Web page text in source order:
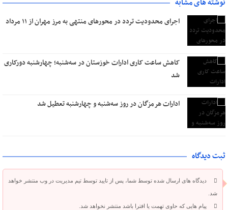
اجرای محدودیت تردد در محورهای منتهی به مرز مهران از ۱۱ مرداد
کاهش ساعت کاری ادارات خوزستان در سه‌شنبه؛ چهارشنبه دورکاری
شد
ادارات هرمزگان در روز سه‌شنبه و چهارشنبه تعطیل شد
ثبت دیدگاه
دیدگاه های ارسال شده توسط شما، پس از تایید توسط تیم مدیریت در وب منتشر خواهد
شد.
پیام هایی که حاوی تهمت یا افترا باشد منتشر نخواهد شد.